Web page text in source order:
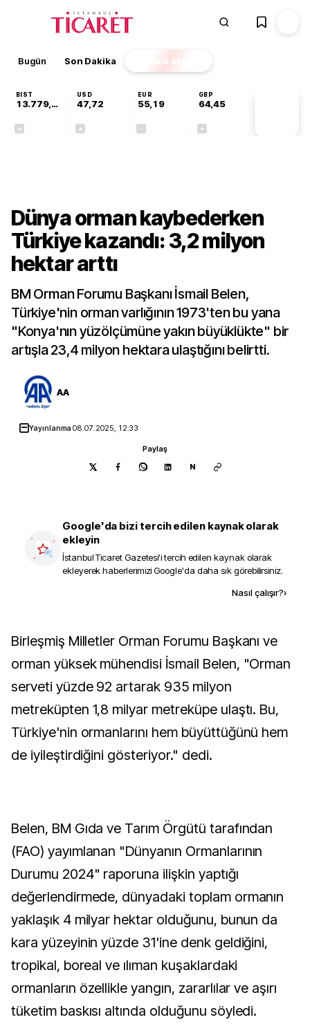
Bugün Son Dakika Finans EKSTRA
BIST
13.779,39
USD
47,72
EUR
55,19
GBP
64,45
Dünya orman kaybederken
Türkiye kazandı: 3,2 milyon
hektar arttı
BM Orman Forumu Başkanı İsmail Belen,
Türkiye'nin orman varlığının 1973'ten bu yana
"Konya'nın yüzölçümüne yakın büyüklükte" bir
artışla 23,4 milyon hektara ulaştığını belirtti.
AA
Yayınlanma08.07.2025, 12:33
Paylaş
N
Google'da bizi tercih edilen kaynak olarak
ekleyin
İstanbul Ticaret Gazetesi'i tercih edilen kaynak olarak
ekleyerek haberlerimizi Google'da daha sık görebilirsiniz.
Nasıl çalışır?›
Birleşmiş Milletler Orman Forumu Başkanı ve
orman yüksek mühendisi İsmail Belen, "Orman
serveti yüzde 92 artarak 935 milyon
metreküpten 1,8 milyar metreküpe ulaştı. Bu,
Türkiye'nin ormanlarını hem büyüttüğünü hem
de iyileştirdiğini gösteriyor." dedi.
Belen, BM Gıda ve Tarım Örgütü tarafından
(FAO) yayımlanan "Dünyanın Ormanlarının
Durumu 2024" raporuna ilişkin yaptığı
değerlendirmede, dünyadaki toplam ormanın
yaklaşık 4 milyar hektar olduğunu, bunun da
kara yüzeyinin yüzde 31'ine denk geldiğini,
tropikal, boreal ve ılıman kuşaklardaki
ormanların özellikle yangın, zararlılar ve aşırı
tüketim baskısı altında olduğunu söyledi.